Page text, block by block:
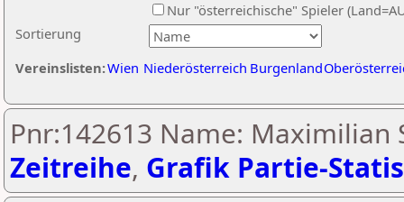
Sortierung
Nur "österreichische" Spieler
Vereinslisten:Wien Niederösterreich Burgenland
Pnr:142613 Name: Maximilian
Zeitreihe, Grafik Partie-